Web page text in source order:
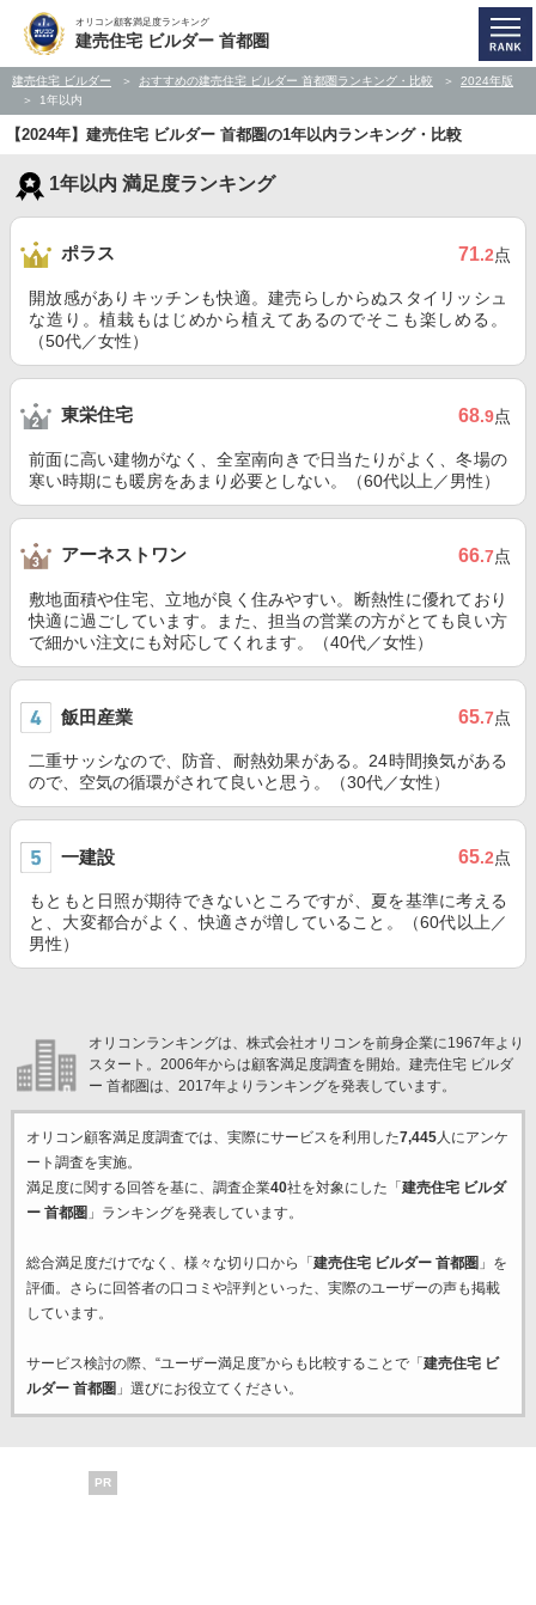
オリコン顧客満足度ランキング
建売住宅 ビルダー 首都圏
建売住宅 ビルダー おすすめの建売住宅 ビルダー 首都圏ランキング・比較
2024年版
1年以内
【2024年】建売住宅 ビルダー 首都圏の1年以内ランキング・比較
1年以内 満足度ランキング
ポラス 71.2点
開放感がありキッチンも快適。建売らしからぬスタイリッシュ
な造り。植栽もはじめから植えてあるのでそこも楽しめる。
（50代／女性）
東栄住宅 68.9点
前面に高い建物がなく、全室南向きで日当たりがよく、冬場の
寒い時期にも暖房をあまり必要としない。（60代以上／男性）
アーネストワン 66.7点
敷地面積や住宅、立地が良く住みやすい。断熱性に優れており
快適に過ごしています。また、担当の営業の方がとても良い方
で細かい注文にも対応してくれます。（40代／女性）
飯田産業 65.7点
二重サッシなので、防音、耐熱効果がある。24時間換気がある
ので、空気の循環がされて良いと思う。（30代／女性）
一建設 65.2点
もともと日照が期待できないところですが、夏を基準に考える
と、大変都合がよく、快適さが増していること。（60代以上／
男性）
オリコンランキングは、株式会社オリコンを前身企業に1967年より
スタート。2006年からは顧客満足度調査を開始。建売住宅 ビルダ
ー 首都圏は、2017年よりランキングを発表しています。
オリコン顧客満足度調査では、実際にサービスを利用した7,445人にアンケ
ート調査を実施。
満足度に関する回答を基に、調査企業40社を対象にした「 建売住宅 ビルダ
ー 首都圏 」ランキングを発表しています。
総合満足度だけでなく、様々な切り口から「 建売住宅 ビルダー 首都圏 」を
評価。さらに回答者の口コミや評判といった、実際のユーザーの声も掲載
しています。
サービス検討の際、“ユーザー満足度”からも比較することで「 建売住宅 ビ
ルダー 首都圏 」選びにお役立てください。
PR